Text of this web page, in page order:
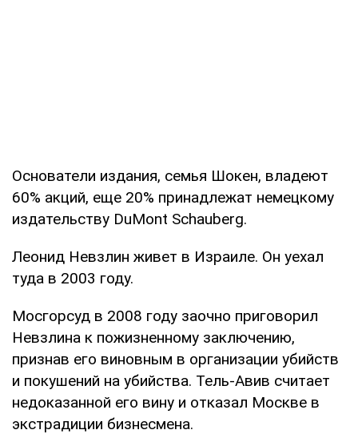
Основатели издания, семья Шокен, владеют
60% акций, еще 20% принадлежат немецкому
издательству DuMont Schauberg.
Леонид Невзлин живет в Израиле. Он уехал
туда в 2003 году.
Мосгорсуд в 2008 году заочно приговорил
Невзлина к пожизненному заключению,
признав его виновным в организации убийств
и покушений на убийства. Тель-Авив считает
недоказанной его вину и отказал Москве в
экстрадиции бизнесмена.